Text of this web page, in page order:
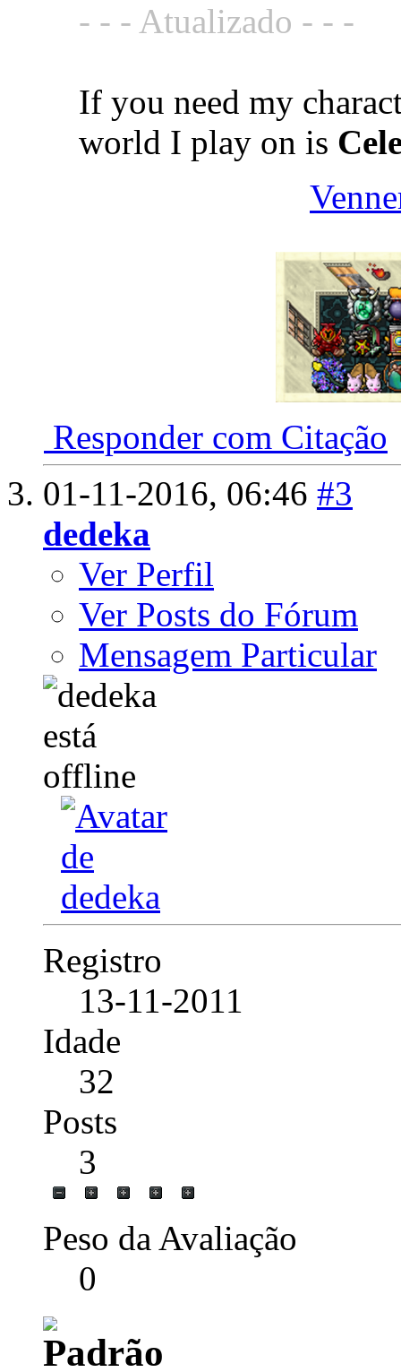
- - - Atualizado - - -
If you need my
world I play on is
Responder com Citação
01-11-2016, 06:46 #3
dedeka
Ver Perfil
Ver Posts do Fórum
Mensagem Particular
Registro
13-11-2011
Idade
32
Posts
3
Peso da Avaliação
0